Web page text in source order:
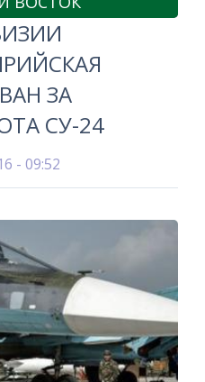
ЗА
СУ-24
- 09:52